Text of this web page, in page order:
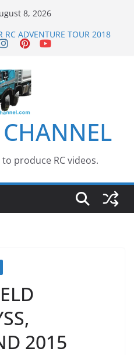
8, 2026
Boats
RC ADVENTURE TOUR 2018
Event – Herisau,
CHANNEL
to produce RC videos.
2015